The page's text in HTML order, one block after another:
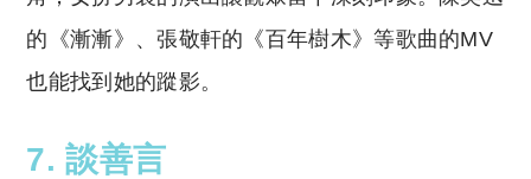
的《漸漸》、張敬軒的《百年樹木》等歌曲的MV
也能找到她的蹤影。
7. 談善言